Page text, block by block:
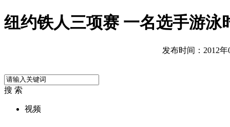
纽约铁人三项赛 一名选手游泳
发布时间：2012年
搜 索
视频